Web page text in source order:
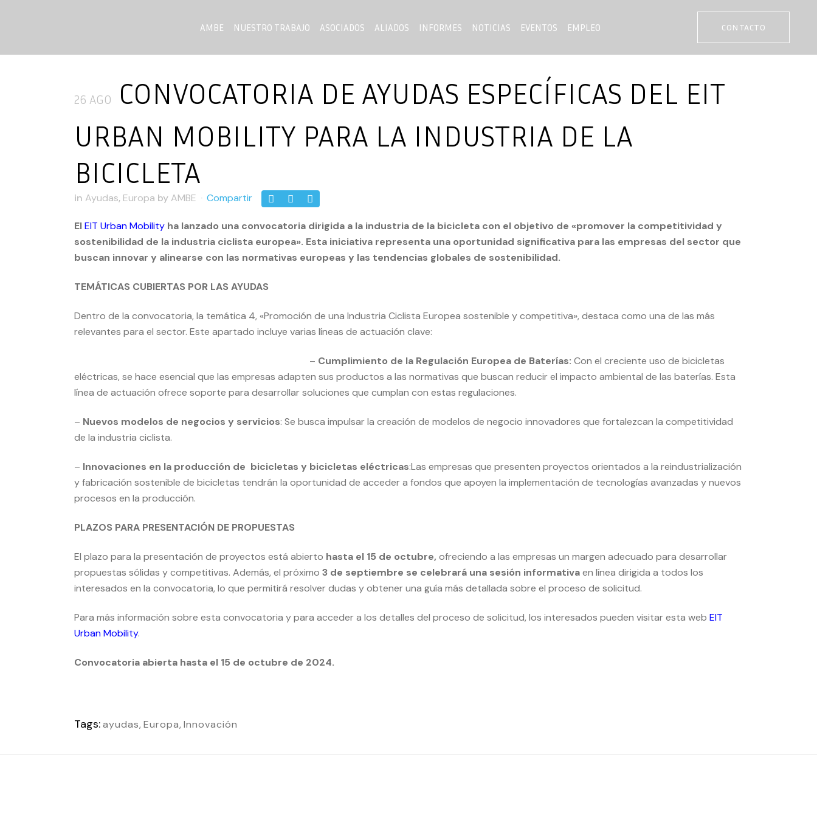
CONTACTO
AMBE NUESTRO TRABAJO ASOCIADOS ALIADOS INFORMES NOTICIAS EVENTOS EMPLEO
26 AGO
CONVOCATORIA DE AYUDAS ESPECÍFICAS DEL EIT
URBAN MOBILITY PARA LA INDUSTRIA DE LA
BICICLETA
in Ayudas, Europa by AMBE Compartir
ElEIT Urban Mobility ha lanzado una convocatoria dirigida a la industria de la bicicleta con el objetivo de «promover la competitividad y
sostenibilidad de la industria ciclista europea». Esta iniciativa representa una oportunidad significativa para las empresas del sector que
buscan innovar y alinearse con las normativas europeas y las tendencias globales de sostenibilidad.
TEMÁTICAS CUBIERTAS POR LAS AYUDAS
Dentro de la convocatoria, la temática 4, «Promoción de una Industria Ciclista Europea sostenible y competitiva», destaca como una de las más
relevantes para el sector. Este apartado incluye varias líneas de actuación clave:
– Cumplimiento de la Regulación Europea de Baterías: Con el creciente uso de bicicletas
eléctricas, se hace esencial que las empresas adapten sus productos a las normativas que buscan reducir el impacto ambiental de las baterías. Esta
línea de actuación ofrece soporte para desarrollar soluciones que cumplan con estas regulaciones.
– Nuevos modelos de negocios y servicios: Se busca impulsar la creación de modelos de negocio innovadores que fortalezcan la competitividad
de la industria ciclista.
– Innovaciones en la producción de bicicletas y bicicletas eléctricas:Las empresas que presenten proyectos orientados a la reindustrialización
y fabricación sostenible de bicicletas tendrán la oportunidad de acceder a fondos que apoyen la implementación de tecnologías avanzadas y nuevos
procesos en la producción.
PLAZOS PARA PRESENTACIÓN DE PROPUESTAS
El plazo para la presentación de proyectos está abierto hasta el 15 de octubre, ofreciendo a las empresas un margen adecuado para desarrollar
propuestas sólidas y competitivas. Además, el próximo 3 de septiembre se celebrará una sesión informativaen línea dirigida a todos los
interesados en la convocatoria, lo que permitirá resolver dudas y obtener una guía más detallada sobre el proceso de solicitud.
Para más información sobre esta convocatoria y para acceder a los detalles del proceso de solicitud, los interesados pueden visitar esta web EIT
Urban Mobility.
Convocatoria abierta hasta el 15 de octubre de 2024.
Tags:ayudas, Europa, Innovación